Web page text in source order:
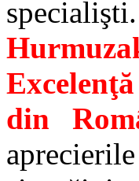
din